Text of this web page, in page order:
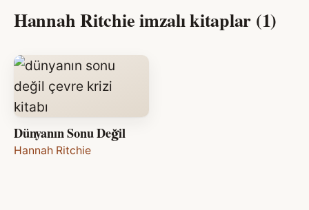
Hannah Ritchie imzalı kitaplar (1)
Dünyanın Sonu Değil
Hannah Ritchie